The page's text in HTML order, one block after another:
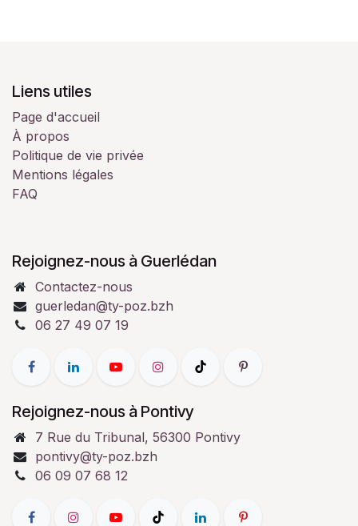
Liens utiles
Page d'accueil
À propos
Politique de vie privée
Mentions légales
FAQ
Rejoignez-nous à Guerlédan
Contactez-nous
guerledan@ty-poz.bzh
06 27 49 07 19
Rejoignez-nous à Pontivy
7 Rue du Tribunal, 56300 Pontivy
pontivy@ty-poz.bzh
06 09 07 68 12